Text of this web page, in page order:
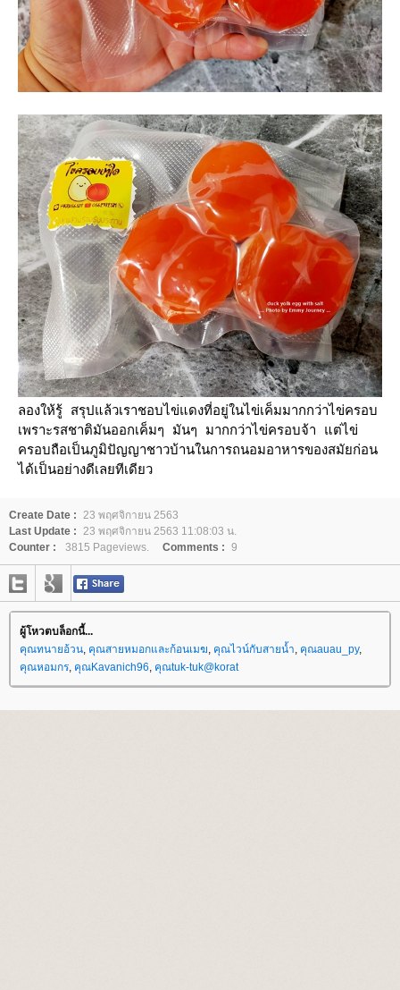
ลองให้รู้ สรุปแล้วเราชอบไข่แดงที่อยู่ในไข่เค็มมากกว่าไข่ครอบ
เพราะรสชาติมันออกเค็มๆ มันๆ มากกว่าไข่ครอบจ้า แต่ไข่
ครอบถือเป็นภูมิปัญญาชาวบ้านในการถนอมอาหารของสมัยก่อน
ได้เป็นอย่างดีเลยทีเดียว
Create Date : 23 พฤศจิกายน 2563
Last Update : 23 พฤศจิกายน 2563 11:08:03 น.
Counter :
3815 Pageviews. Comments : 9
ผู้โหวตบล็อกนี้...
คุณทนายอ้วน, คุณสายหมอกและก้อนเมฆ, คุณไวน์กับสายน้ำ, คุณauau_py,
คุณหอมกร, คุณKavanich96, คุณtuk-tuk@korat